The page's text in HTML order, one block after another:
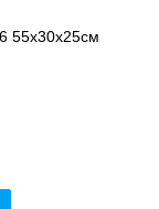
55x30x25см